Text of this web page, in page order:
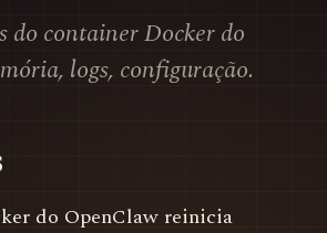
do container Docker do
logs, configuração.
do OpenClaw reinicia